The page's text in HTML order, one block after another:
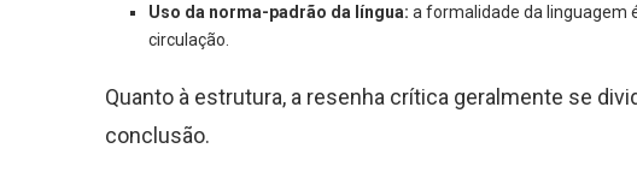
Uso da norma-padrão da língua: a formalidade da linguagem
circulação.
Quanto à estrutura, a resenha crítica geralmente se
conclusão.